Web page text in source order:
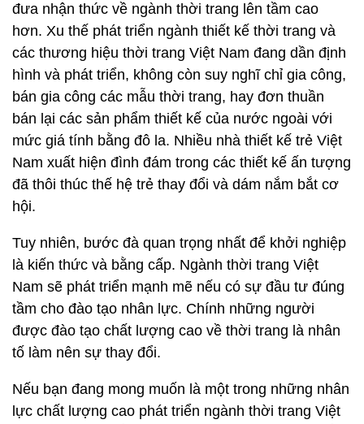
đưa nhận thức về ngành thời trang lên tầm cao
hơn. Xu thế phát triển ngành thiết kế thời trang và
các thương hiệu thời trang Việt Nam đang dần định
hình và phát triển, không còn suy nghĩ chỉ gia công,
bán gia công các mẫu thời trang, hay đơn thuần
bán lại các sản phẩm thiết kế của nước ngoài với
mức giá tính bằng đô la. Nhiều nhà thiết kế trẻ Việt
Nam xuất hiện đình đám trong các thiết kế ấn tượng
đã thôi thúc thế hệ trẻ thay đổi và dám nắm bắt cơ
hội.
Tuy nhiên, bước đà quan trọng nhất để khởi nghiệp
là kiến thức và bằng cấp. Ngành thời trang Việt
Nam sẽ phát triển mạnh mẽ nếu có sự đầu tư đúng
tầm cho đào tạo nhân lực. Chính những người
được đào tạo chất lượng cao về thời trang là nhân
tố làm nên sự thay đổi.
Nếu bạn đang mong muốn là một trong những nhân
lực chất lượng cao phát triển ngành thời trang Việt